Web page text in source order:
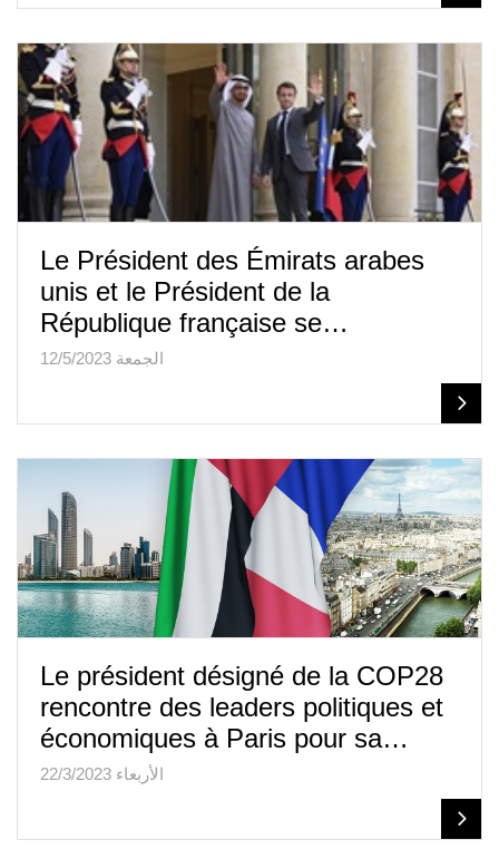
Le Président des Émirats arabes
unis et le Président de la
République française se…
الجمعة 12/5/2023
Le président désigné de la COP28
rencontre des leaders politiques et
économiques à Paris pour sa…
الأربعاء 22/3/2023